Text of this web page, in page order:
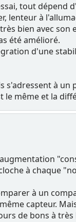
tout dépend
lenteur à
bien avec
été amélioré.
d'une
s'adressent à
le même et la
à chaque
à un
capteur.
de bons à très